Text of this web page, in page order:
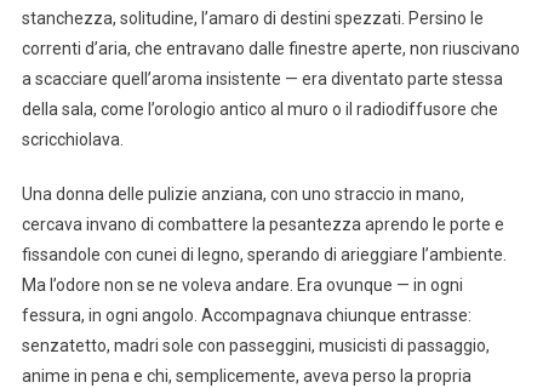
stanchezza, solitudine, l’amaro di destini spezzati. Persino le
correnti d’aria, che entravano dalle finestre aperte, non riuscivano
a scacciare quell’aroma insistente — era diventato parte stessa
della sala, come l’orologio antico al muro o il radiodiffusore che
scricchiolava.
Una donna delle pulizie anziana, con uno straccio in mano,
cercava invano di combattere la pesantezza aprendo le porte e
fissandole con cunei di legno, sperando di arieggiare l’ambiente.
Ma l’odore non se ne voleva andare. Era ovunque — in ogni
fessura, in ogni angolo. Accompagnava chiunque entrasse:
senzatetto, madri sole con passeggini, musicisti di passaggio,
anime in pena e chi, semplicemente, aveva perso la propria